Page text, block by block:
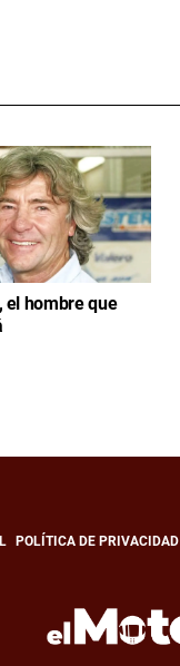
el hombre que
POLÍTICA DE PRIVACIDAD